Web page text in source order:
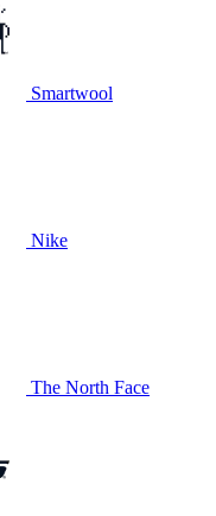
Smartwool
Nike
The North Face